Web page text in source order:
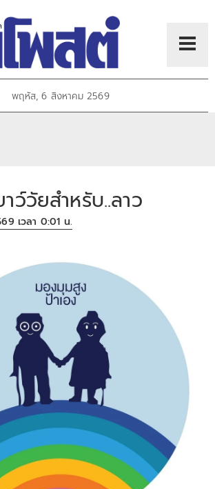
พฤหัส, 6 สิงหาคม 2569
าว์วัยสำหรับ..ลาว
เวลา 0:01 น.